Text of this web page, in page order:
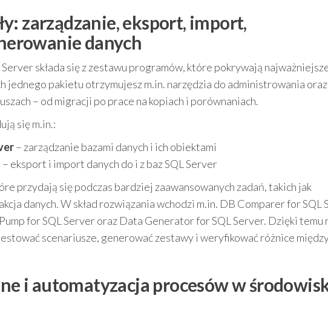
zarządzanie, eksport, import,
danych
składa się z zestawu programów, które pokrywają
jednego pakietu otrzymujesz m.in. narzędzia do administrowania
– od migracji po prace na kopiach i porównaniach.
się m.in.:
– zarządzanie bazami danych i ich obiektami
– eksport i import danych do i z baz SQL Server
przydają się podczas bardziej zaawansowanych zadań, takich jak
danych. W skład rozwiązania wchodzi m.in. DB Comparer for SQL
for SQL Server oraz Data Generator for SQL Server. Dzięki temu
scenariusze, generować zestawy i weryfikować różnice
i automatyzacja procesów w